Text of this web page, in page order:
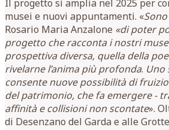
Il progetto si amplia nel 2025 per
musei e nuovi appuntamenti. «
Rosario Maria Anzalone «di poter
progetto che racconta i nostri
prospettiva diversa, quella della
rivelarne l’anima più profonda. Uno
consente nuove possibilità di
del patrimonio, che fa emergere -
affinità e collisioni non scontate».
di Desenzano del Garda e alle